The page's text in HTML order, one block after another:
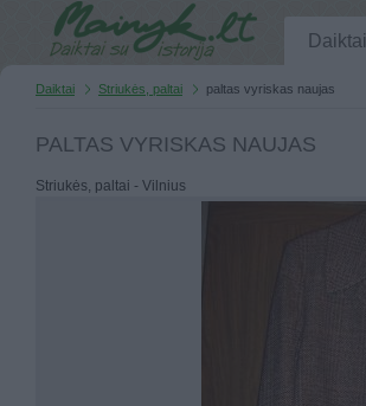
Daiktai
Daiktai Striukės, paltai paltas vyriskas naujas
PALTAS VYRISKAS NAUJAS
Striukės, paltai - Vilnius